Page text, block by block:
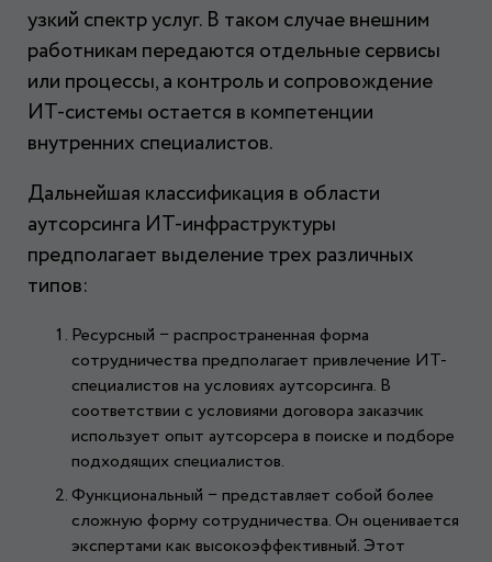
узкий спектр услуг. В таком случае внешним
работникам передаются отдельные сервисы
или процессы, а контроль и сопровождение
ИТ-системы остается в компетенции
внутренних специалистов.
Дальнейшая классификация в области
аутсорсинга ИТ-инфраструктуры
предполагает выделение трех различных
типов:
Ресурсный − распространенная форма
сотрудничества предполагает привлечение ИТ-
специалистов на условиях аутсорсинга. В
соответствии с условиями договора заказчик
использует опыт аутсорсера в поиске и подборе
подходящих специалистов.
Функциональный − представляет собой более
сложную форму сотрудничества. Он оценивается
экспертами как высокоэффективный. Этот